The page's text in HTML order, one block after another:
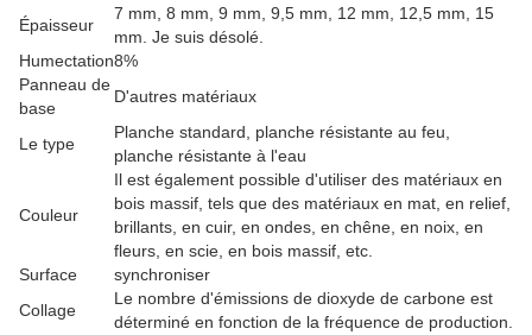
Épaisseur
7 mm, 8 mm, 9 mm, 9,5 mm, 12 mm, 12,5 mm, 15
mm. Je suis désolé.
Humectation8%
Panneau de
base
D'autres matériaux
Le type
Planche standard, planche résistante au feu,
planche résistante à l'eau
Couleur
Il est également possible d'utiliser des matériaux en
bois massif, tels que des matériaux en mat, en relief,
brillants, en cuir, en ondes, en chêne, en noix, en
fleurs, en scie, en bois massif, etc.
Surface
synchroniser
Collage
Le nombre d'émissions de dioxyde de carbone est
déterminé en fonction de la fréquence de production.